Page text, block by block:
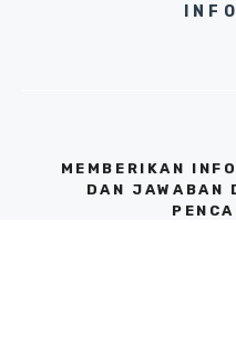
MEMBERIKAN
DAN JAWABAN